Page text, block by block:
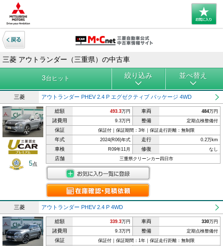
三菱 アウトランダー（三重県）の中古車
3台ヒット 絞り込み 並べ替え
三菱 アウトランダー PHEV 2.4 P エグゼクティブ パッケージ 4WD
5点
総額 493.3万円 車両 484万円
諸費用 9.3万円 整備 定期点検整備付
保証 保証付｜保証期間：3年｜保証走行距離：無制限
年式 2024(R06)年式 走行 0.2万km
車検 R09年11月 修復 なし
店舗 三重県クリーンカー四日市
三菱 アウトランダー PHEV 2.4 P 4WD
総額 339.3万円 車両 330万円
諸費用 9.3万円 整備 定期点検整備付
保証 保証付｜保証期間：1年｜保証走行距離：無制限